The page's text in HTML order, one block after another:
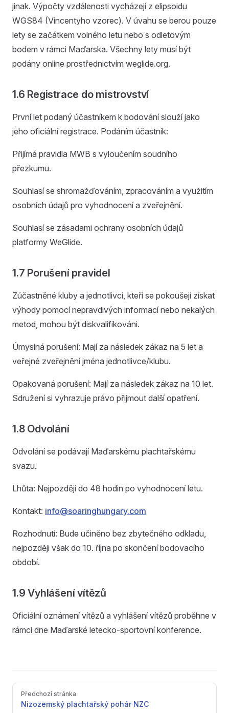
jinak. Výpočty vzdálenosti vycházejí z elipsoidu
WGS84 (Vincentyho vzorec). V úvahu se berou pouze
lety se začátkem volného letu nebo s odletovým
bodem v rámci Maďarska. Všechny lety musí být
podány online prostřednictvím weglide.org.
1.6 Registrace do mistrovství
První let podaný účastníkem k bodování slouží jako
jeho oficiální registrace. Podáním účastník:
Přijímá pravidla MWB s vyloučením soudního
přezkumu.
Souhlasí se shromažďováním, zpracováním a využitím
osobních údajů pro vyhodnocení a zveřejnění.
Souhlasí se zásadami ochrany osobních údajů
platformy WeGlide.
1.7 Porušení pravidel
Zúčastněné kluby a jednotlivci, kteří se pokoušejí získat
výhody pomocí nepravdivých informací nebo nekalých
metod, mohou být diskvalifikováni.
Úmyslná porušení: Mají za následek zákaz na 5 let a
veřejné zveřejnění jména jednotlivce/klubu.
Opakovaná porušení: Mají za následek zákaz na 10 let.
Sdružení si vyhrazuje právo přijmout další opatření.
1.8 Odvolání
Odvolání se podávají Maďarskému plachtařskému
svazu.
Lhůta: Nejpozději do 48 hodin po vyhodnocení letu.
Kontakt: info@soaringhungary.com
Rozhodnutí: Bude učiněno bez zbytečného odkladu,
nejpozději však do 10. října po skončení bodovacího
období.
1.9 Vyhlášení vítězů
Oficiální oznámení vítězů a vyhlášení vítězů proběhne v
rámci dne Maďarské letecko-sportovní konference.
PagerPředchozí stránka
Nizozemský plachtařský pohár NZC